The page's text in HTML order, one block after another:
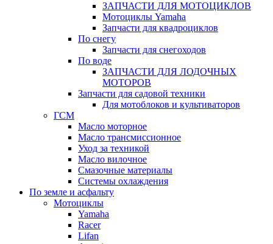
ЗАПЧАСТИ ДЛЯ МОТОЦИКЛОВ
Мотоциклы Yamaha
Запчасти для квадроциклов
По снегу
Запчасти для снегоходов
По воде
ЗАПЧАСТИ ДЛЯ ЛОДОЧНЫХ
МОТОРОВ
Запчасти для садовой техники
Для мотоблоков и культиваторов
ГСМ
Масло моторное
Масло трансмиссионное
Уход за техникой
Масло вилочное
Смазочные материалы
Системы охлаждения
По земле и асфальту
Мотоциклы
Yamaha
Racer
Lifan